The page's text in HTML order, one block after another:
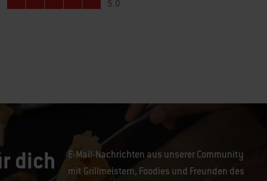
dich
E-Mail-Nachrichten aus unserer Community
mit Grillmeistern, Foodies und Freunden des